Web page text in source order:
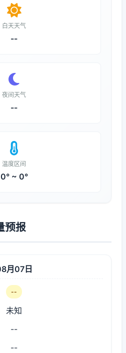
白天天气
--
夜间天气
--
温度区间
0° ~ 0°
预报
月07日
--
未知
--
--